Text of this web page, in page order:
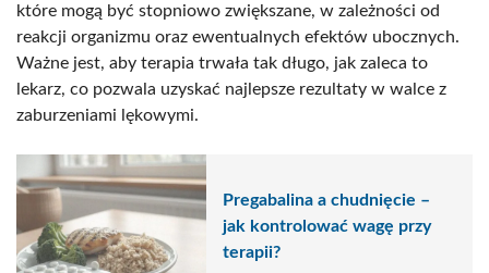
które mogą być stopniowo zwiększane, w zależności od
reakcji organizmu oraz ewentualnych efektów ubocznych.
Ważne jest, aby terapia trwała tak długo, jak zaleca to
lekarz, co pozwala uzyskać najlepsze rezultaty w walce z
zaburzeniami lękowymi.
Pregabalina a chudnięcie –
jak kontrolować wagę przy
terapii?